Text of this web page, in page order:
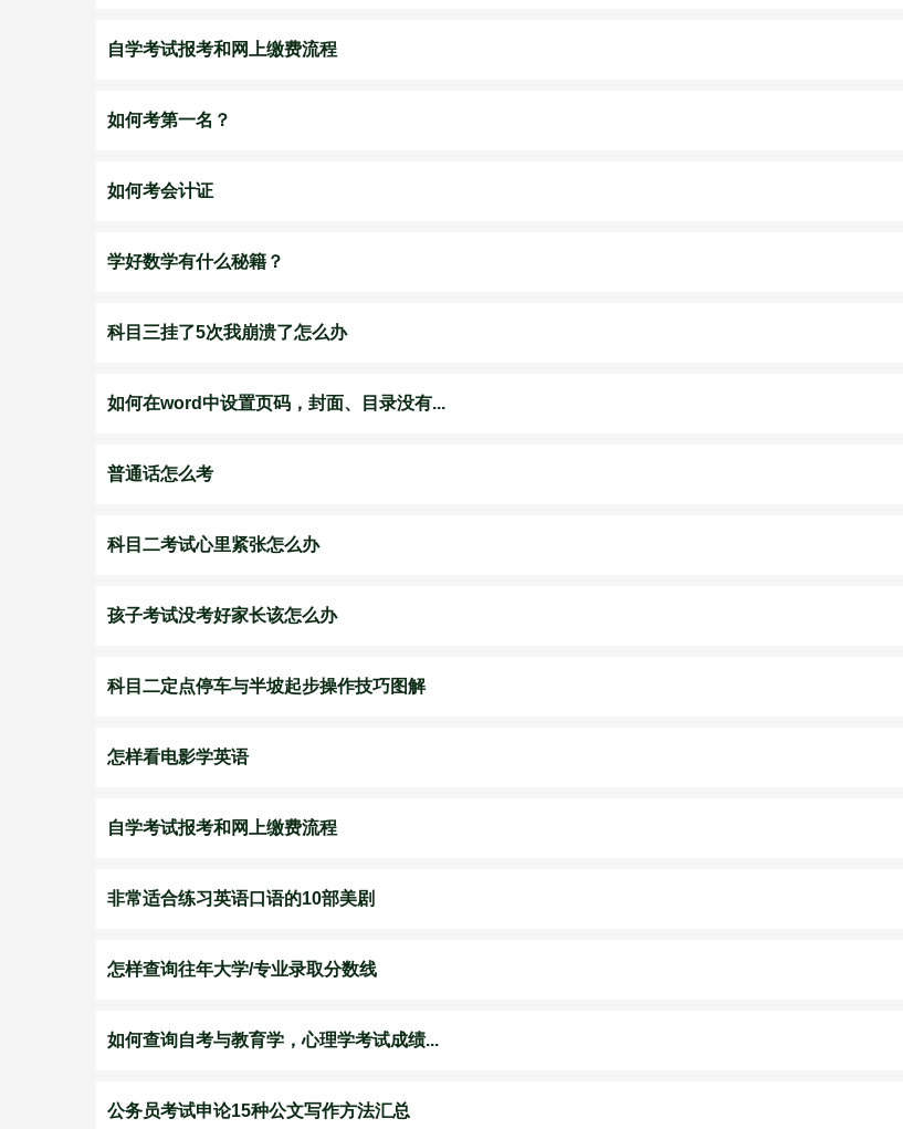
自学考试报考和网上缴费流程
如何考第一名？
如何考会计证
学好数学有什么秘籍？
科目三挂了5次我崩溃了怎么办
如何在word中设置页码，封面、目录没有...
普通话怎么考
科目二考试心里紧张怎么办
孩子考试没考好家长该怎么办
科目二定点停车与半坡起步操作技巧图解
怎样看电影学英语
自学考试报考和网上缴费流程
非常适合练习英语口语的10部美剧
怎样查询往年大学/专业录取分数线
如何查询自考与教育学，心理学考试成绩...
公务员考试申论15种公文写作方法汇总